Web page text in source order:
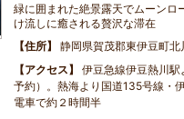
緑に囲まれた絶景露天でムーンロ
け流しに癒される贅沢な滞在
住所
静岡県賀茂郡東伊豆町北
アクセス
伊豆急線伊豆熱川
予約）。熱海より国道135号線・
電車で約２時間半